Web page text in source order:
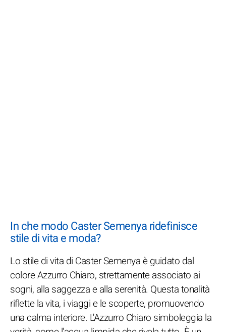
In che modo Caster Semenya ridefinisce
stile di vita e moda?
Lo stile di vita di Caster Semenya è guidato dal
colore Azzurro Chiaro, strettamente associato ai
sogni, alla saggezza e alla serenità. Questa tonalità
riflette la vita, i viaggi e le scoperte, promuovendo
una calma interiore. L'Azzurro Chiaro simboleggia la